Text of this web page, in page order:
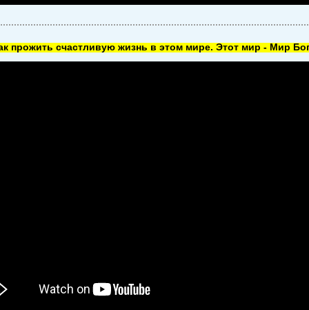
прожить счастливую жизнь в этом мире. Этот мир - Мир